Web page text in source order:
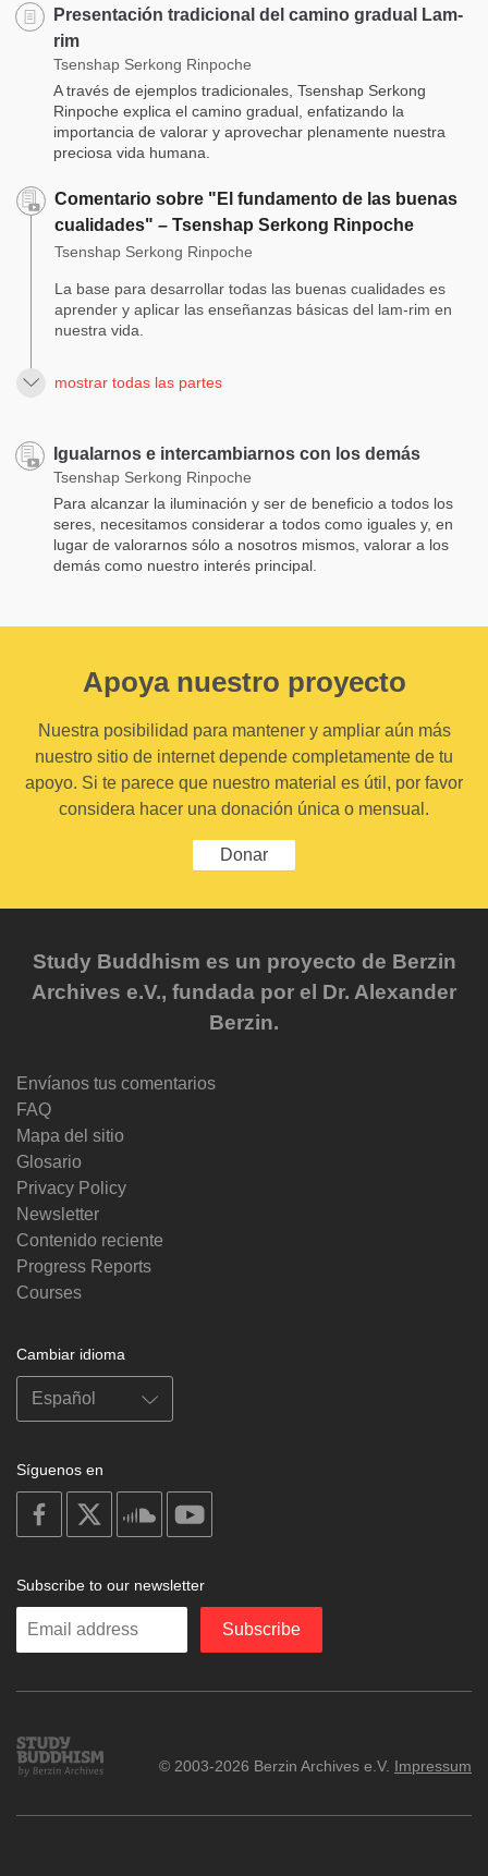
Presentación tradicional del camino gradual Lam-
rim
Tsenshap Serkong Rinpoche
A través de ejemplos tradicionales, Tsenshap Serkong
Rinpoche explica el camino gradual, enfatizando la
importancia de valorar y aprovechar plenamente nuestra
preciosa vida humana.
Comentario sobre "El fundamento de las buenas
cualidades" – Tsenshap Serkong Rinpoche
Tsenshap Serkong Rinpoche
La base para desarrollar todas las buenas cualidades es
aprender y aplicar las enseñanzas básicas del lam-rim en
nuestra vida.
mostrar todas las partes
Igualarnos e intercambiarnos con los demás
Tsenshap Serkong Rinpoche
Para alcanzar la iluminación y ser de beneficio a todos los
seres, necesitamos considerar a todos como iguales y, en
lugar de valorarnos sólo a nosotros mismos, valorar a los
demás como nuestro interés principal.
Apoya nuestro proyecto
Nuestra posibilidad para mantener y ampliar aún más
nuestro sitio de internet depende completamente de tu
apoyo. Si te parece que nuestro material es útil, por favor
considera hacer una donación única o mensual.
Donar
Study Buddhism es un proyecto de Berzin
Archives e.V., fundada por el Dr. Alexander
Berzin.
Envíanos tus comentarios
FAQ
Mapa del sitio
Glosario
Privacy Policy
Newsletter
Contenido reciente
Progress Reports
Courses
Cambiar idioma
Síguenos en
on
facebook
on
on
soundcloud
Subscribe to our newsletter
Enter
Subscribe
Study
Buddhism
© 2003-2026 Berzin Archives e.V. Impressum